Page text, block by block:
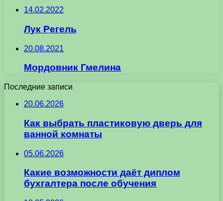
14.02.2022
Лук Регель
20.08.2021
Мордовник Гмелина
Последние записи
20.06.2026
Как выбрать пластиковую дверь для
ванной комнаты
05.06.2026
Какие возможности даёт диплом
бухгалтера после обучения